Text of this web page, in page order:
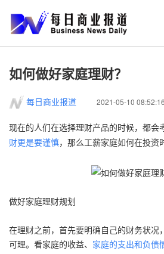
如何做好家庭理财？
每日商业报道 2021-05-10 08:52:16
现在的人们在选择理财产品的时候，都会
财更是要谨慎，那么工薪家庭如何在投资
做好家庭理财规划
在理财之前，首先要明确自己的财务状况
可理。看家庭的收益、
家庭的支出和负债